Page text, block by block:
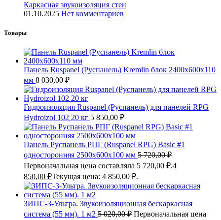
Каркасная звукоизоляция стен
01.10.2025 Нет комментариев
Товары
Панель Ruspanel (Руспанель) Kremlin блок 2400х600х110
мм 8 030,00 ₽
Гидроизоляция Ruspanel (Руспанель) для панелей RPG
Hydroizol 102 20 кг 5 850,00 ₽
Панель Руспанель РПГ (Ruspanel RPG) Basic #1
односторонняя 2500х600х100 мм 5 720,00₽
Первоначальная цена составляла 5 720,00 ₽.4
850,00 ₽Текущая цена: 4 850,00 ₽.
ЗИПС-3-Ультра. Звукоизоляционная бескаркасная
система (55 мм). 1 м2 5 020,00₽ Первоначальная цена